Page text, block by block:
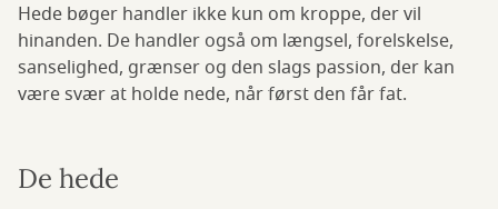
Hede bøger handler ikke kun om kroppe, der vil
hinanden. De handler også om længsel, forelskelse,
sanselighed, grænser og den slags passion, der kan
være svær at holde nede, når først den får fat.
De hede